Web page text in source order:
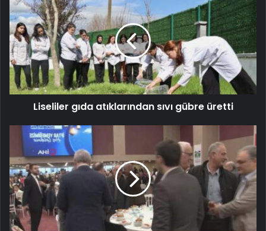
Liseliler gıda atıklarından sıvı gübre üretti